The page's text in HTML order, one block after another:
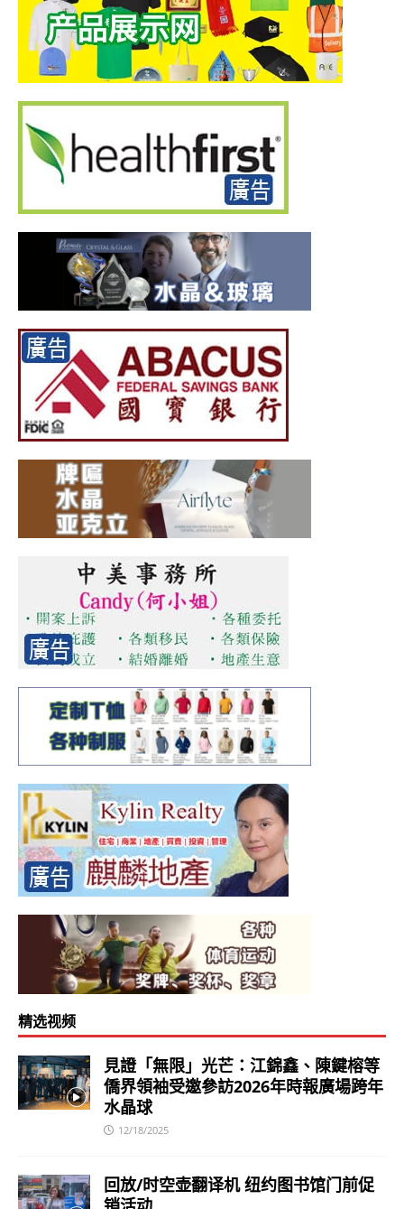
精选视频
見證「無限」光芒：江錦鑫、陳鍵榕等
僑界領袖受邀參訪2026年時報廣場跨年
水晶球
12/18/2025
回放/时空壶翻译机 纽约图书馆门前促